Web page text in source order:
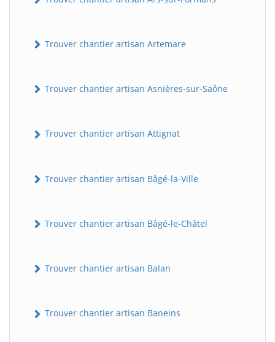
Trouver chantier artisan Artemare
Trouver chantier artisan Asnières-sur-Saône
Trouver chantier artisan Attignat
Trouver chantier artisan Bâgé-la-Ville
Trouver chantier artisan Bâgé-le-Châtel
Trouver chantier artisan Balan
Trouver chantier artisan Baneins